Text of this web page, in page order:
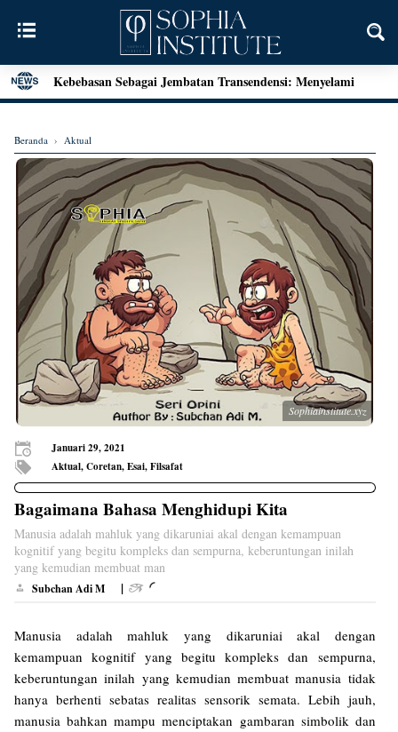
Menjawab Tantangan Zaman: Literasi Pendidikan Karakter
dan Dialog Sains dalam Kegiatan Bedah Buku Palu
Mengenal Teori Etika Immanuel Kant
Momen Terakhir Plato
Locke dan Pertanyaan Seputar Identitas Diri
Augustine on Happiness and Time
Seni Menarik Kesimpulan ala Bertrand Russel
Menjelajahi Hakikat Etika: Sebuah Refleksi dari Aristoteles
hingga Kant
Good Is Good: Menyingkap Hakikat Kebaikan Bersama
George Edward Moore
Kebebasan Sebagai Jembatan Transendensi: Menyelami
Filsafat Eksistensial Mulla Sadra
Beranda › Aktual
Sophiainstitute.xyz
Januari 29, 2021
Aktual, Coretan, Esai, Filsafat
Bagaimana Bahasa Menghidupi Kita
Manusia adalah mahluk yang dikaruniai akal dengan kemampuan
kognitif yang begitu kompleks dan sempurna, keberuntungan inilah
yang kemudian membuat man
Subchan Adi M |
Manusia adalah mahluk yang dikaruniai akal dengan
kemampuan kognitif yang begitu kompleks dan sempurna,
keberuntungan inilah yang kemudian membuat manusia tidak
hanya berhenti sebatas realitas sensorik semata. Lebih jauh,
manusia bahkan mampu menciptakan gambaran simbolik dan